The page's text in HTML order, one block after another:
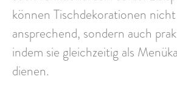
können Tischdekorationen
ansprechend, sondern auch
indem sie gleichzeitig als
dienen.